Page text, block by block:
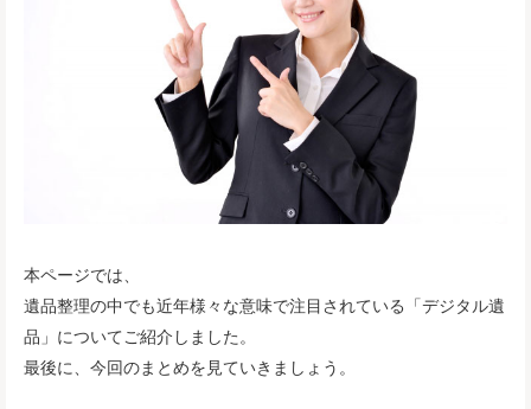
本ページでは、
遺品整理の中でも近年様々な意味で注目されている「デジタル遺
品」についてご紹介しました。
最後に、今回のまとめを見ていきましょう。